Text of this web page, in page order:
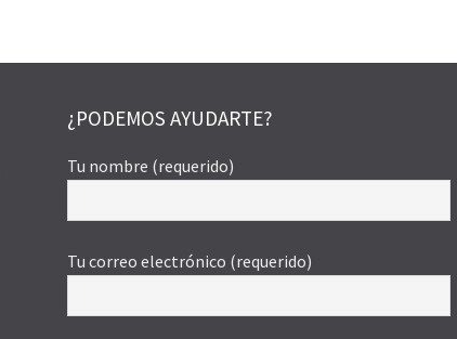
¿PODEMOS AYUDARTE?
Tu nombre (requerido)
Tu correo electrónico (requerido)